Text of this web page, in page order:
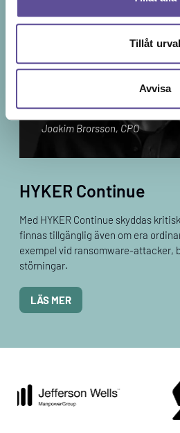
Tillåt urval
Avvisa
Joakim Brorsson, CPO
HYKER Continue
Med HYKER Continue skyddas
finnas tillgänglig även om era
exempel vid ransomware-attacker,
störningar.
LÄS MER